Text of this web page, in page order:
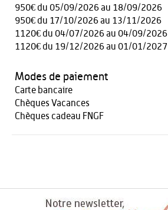
950€ du 05/09/2026 au 18/09/2026
950€ du 17/10/2026 au 13/11/2026
1120€ du 04/07/2026 au 04/09/2026
1120€ du 19/12/2026 au 01/01/2027
Modes de paiement
Carte bancaire
Chèques Vacances
Chèques cadeau FNGF